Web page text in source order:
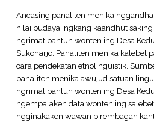
Ancasing panaliten menika
nilai budaya ingkang kaandhut
ngrimat pantun wonten ing Desa
Sukoharjo. Panaliten menika kalebet
cara pendekatan etnolinguistik.
panaliten menika awujud satuan
ngrimat pantun wonten ing Desa
ngempalaken data wonten ing
ngginakaken wawan pirembagan